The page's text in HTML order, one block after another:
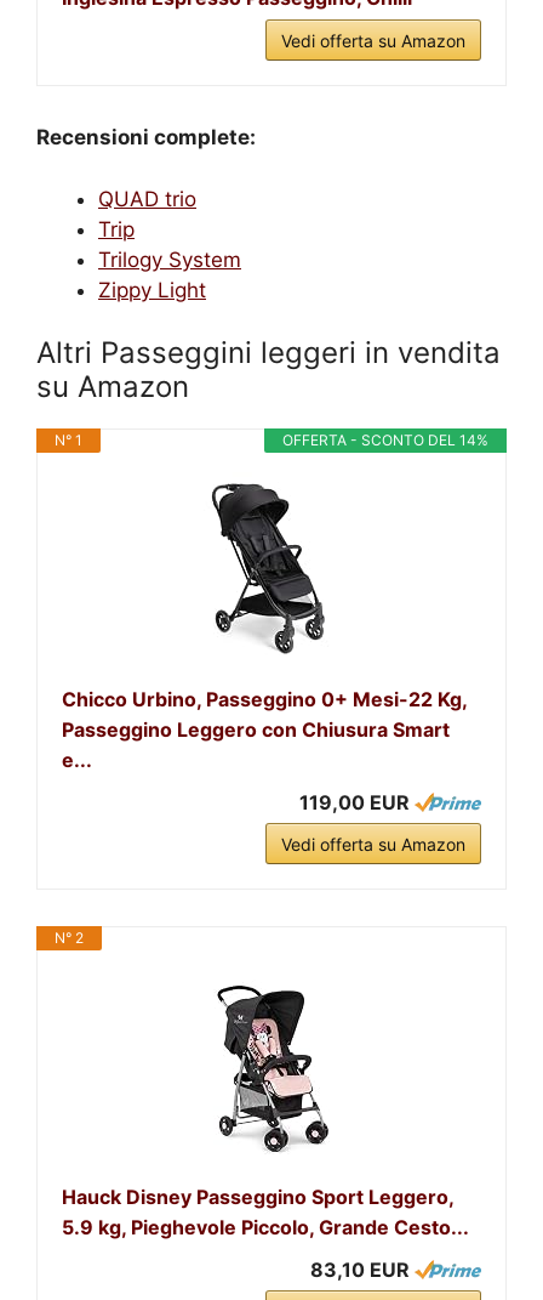
Vedi offerta su Amazon
Recensioni complete:
QUAD trio
Trip
Trilogy System
Zippy Light
Altri Passeggini leggeri in vendita
su Amazon
OFFERTA - SCONTO DEL 14%
N° 1
Chicco Urbino, Passeggino 0+ Mesi-22 Kg,
Passeggino Leggero con Chiusura Smart
e...
119,00 EUR
Vedi offerta su Amazon
N° 2
Hauck Disney Passeggino Sport Leggero,
5.9 kg, Pieghevole Piccolo, Grande Cesto...
83,10 EUR